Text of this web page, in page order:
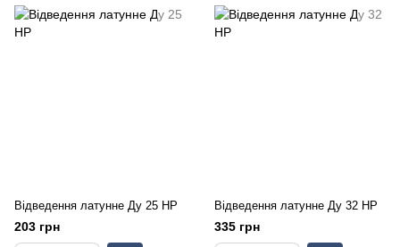
Відведення латунне Ду 25 НР
203 грн
Відведення латунне Ду 32 НР
335 грн